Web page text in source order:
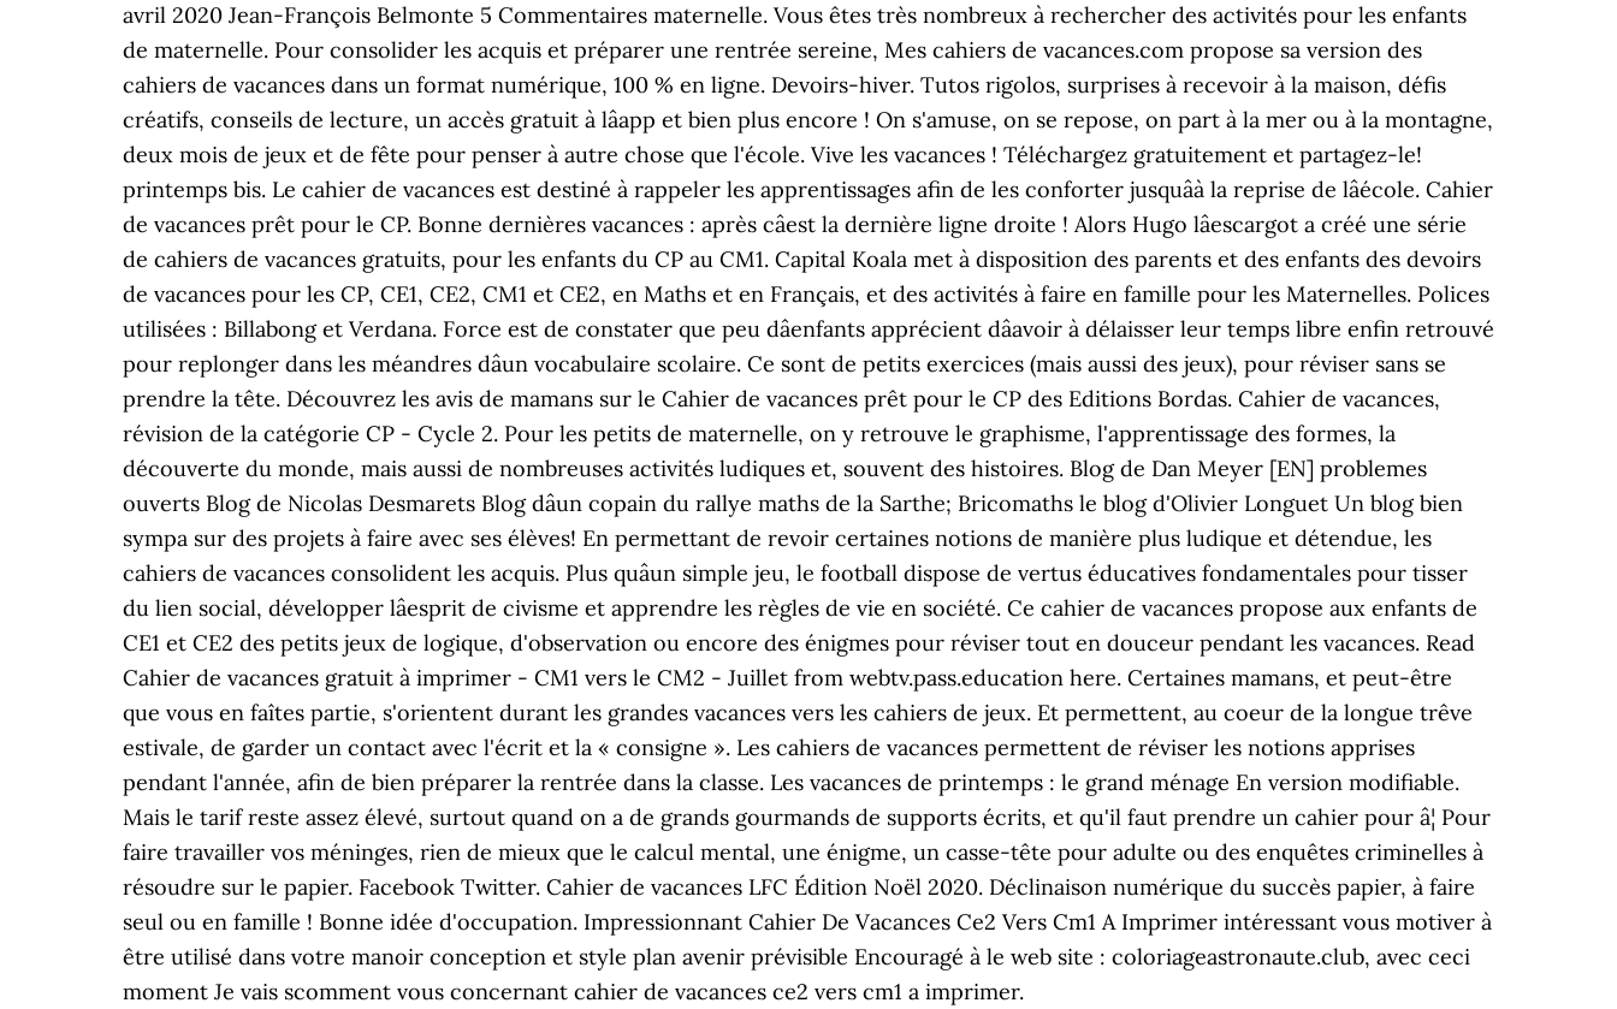
avril 2020 Jean-François Belmonte 5 Commentaires maternelle. Vous êtes très nombreux à rechercher des activités pour les enfants
de maternelle. Pour consolider les acquis et préparer une rentrée sereine, Mes cahiers de vacances.com propose sa version des
cahiers de vacances dans un format numérique, 100 % en ligne. Devoirs-hiver. Tutos rigolos, surprises à recevoir à la maison, défis
créatifs, conseils de lecture, un accès gratuit à lâapp et bien plus encore ! On s'amuse, on se repose, on part à la mer ou à la montagne,
deux mois de jeux et de fête pour penser à autre chose que l'école. Vive les vacances ! Téléchargez gratuitement et partagez-le!
printemps bis. Le cahier de vacances est destiné à rappeler les apprentissages afin de les conforter jusquâà la reprise de lâécole. Cahier
de vacances prêt pour le CP. Bonne dernières vacances : après câest la dernière ligne droite ! Alors Hugo lâescargot a créé une série
de cahiers de vacances gratuits, pour les enfants du CP au CM1. Capital Koala met à disposition des parents et des enfants des devoirs
de vacances pour les CP, CE1, CE2, CM1 et CE2, en Maths et en Français, et des activités à faire en famille pour les Maternelles. Polices
utilisées : Billabong et Verdana. Force est de constater que peu dâenfants apprécient dâavoir à délaisser leur temps libre enfin retrouvé
pour replonger dans les méandres dâun vocabulaire scolaire. Ce sont de petits exercices (mais aussi des jeux), pour réviser sans se
prendre la tête. Découvrez les avis de mamans sur le Cahier de vacances prêt pour le CP des Editions Bordas. Cahier de vacances,
révision de la catégorie CP - Cycle 2. Pour les petits de maternelle, on y retrouve le graphisme, l'apprentissage des formes, la
découverte du monde, mais aussi de nombreuses activités ludiques et, souvent des histoires. Blog de Dan Meyer [EN] problemes
ouverts Blog de Nicolas Desmarets Blog dâun copain du rallye maths de la Sarthe; Bricomaths le blog d'Olivier Longuet Un blog bien
sympa sur des projets à faire avec ses élèves! En permettant de revoir certaines notions de manière plus ludique et détendue, les
cahiers de vacances consolident les acquis. Plus quâun simple jeu, le football dispose de vertus éducatives fondamentales pour tisser
du lien social, développer lâesprit de civisme et apprendre les règles de vie en société. Ce cahier de vacances propose aux enfants de
CE1 et CE2 des petits jeux de logique, d'observation ou encore des énigmes pour réviser tout en douceur pendant les vacances. Read
Cahier de vacances gratuit à imprimer - CM1 vers le CM2 - Juillet from webtv.pass.education here. Certaines mamans, et peut-être
que vous en faîtes partie, s'orientent durant les grandes vacances vers les cahiers de jeux. Et permettent, au coeur de la longue trêve
estivale, de garder un contact avec l'écrit et la « consigne ». Les cahiers de vacances permettent de réviser les notions apprises
pendant l'année, afin de bien préparer la rentrée dans la classe. Les vacances de printemps : le grand ménage En version modifiable.
Mais le tarif reste assez élevé, surtout quand on a de grands gourmands de supports écrits, et qu'il faut prendre un cahier pour â¦ Pour
faire travailler vos méninges, rien de mieux que le calcul mental, une énigme, un casse-tête pour adulte ou des enquêtes criminelles à
résoudre sur le papier. Facebook Twitter. Cahier de vacances LFC Édition Noël 2020. Déclinaison numérique du succès papier, à faire
seul ou en famille ! Bonne idée d'occupation. Impressionnant Cahier De Vacances Ce2 Vers Cm1 A Imprimer intéressant vous motiver à
être utilisé dans votre manoir conception et style plan avenir prévisible Encouragé à le web site : coloriageastronaute.club, avec ceci
moment Je vais scomment vous concernant cahier de vacances ce2 vers cm1 a imprimer.